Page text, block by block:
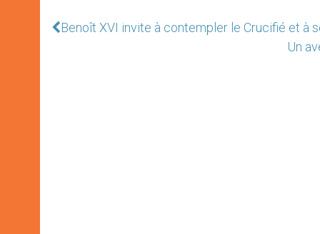
Benoît XVI invite à contempler le Crucifié et à
Un